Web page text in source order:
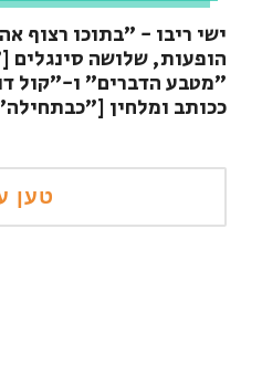
ישי ריבו - "בתוכו רצוף
הופעות, שלושה
"מטבע הדברים" ו-"קול
ככותב ומלחין